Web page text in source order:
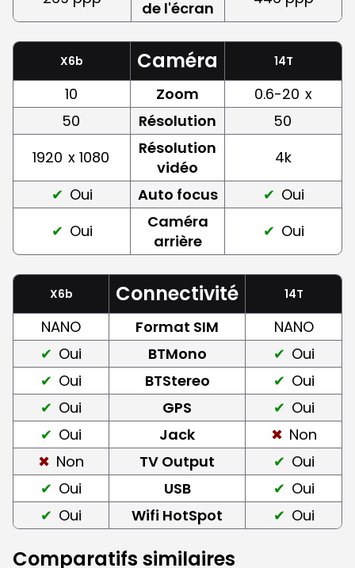
de l'écran
X6b Caméra 14T
10 Zoom 0.6-20 x
50
Résolution
50
1920 x 1080
Résolution
vidéo
4k
Oui
Auto focus
Oui
Oui
Caméra
arrière
Oui
X6b Connectivité 14T
NANO Format SIM
NANO
Oui
BTMono
Oui
Oui
BTStereo
Oui
Oui
GPS
Oui
Oui
Jack
Non
Non
TV Output
Oui
Oui
USB
Oui
Oui
Wifi HotSpot Oui
Comparatifs similaires